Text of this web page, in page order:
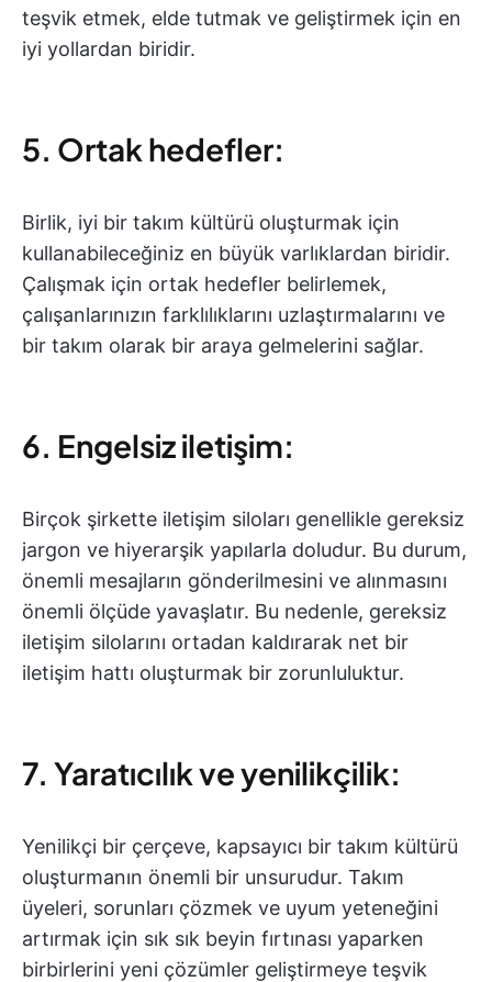
teşvik etmek, elde tutmak ve geliştirmek için en
iyi yollardan biridir.
5. Ortak hedefler:
Birlik, iyi bir takım kültürü oluşturmak için
kullanabileceğiniz en büyük varlıklardan biridir.
Çalışmak için ortak hedefler belirlemek,
çalışanlarınızın farklılıklarını uzlaştırmalarını ve
bir takım olarak bir araya gelmelerini sağlar.
6. Engelsiz iletişim:
Birçok şirkette iletişim siloları genellikle gereksiz
jargon ve hiyerarşik yapılarla doludur. Bu durum,
önemli mesajların gönderilmesini ve alınmasını
önemli ölçüde yavaşlatır. Bu nedenle, gereksiz
iletişim silolarını ortadan kaldırarak net bir
iletişim hattı oluşturmak bir zorunluluktur.
7. Yaratıcılık ve yenilikçilik:
Yenilikçi bir çerçeve, kapsayıcı bir takım kültürü
oluşturmanın önemli bir unsurudur. Takım
üyeleri, sorunları çözmek ve uyum yeteneğini
artırmak için sık sık beyin fırtınası yaparken
birbirlerini yeni çözümler geliştirmeye teşvik